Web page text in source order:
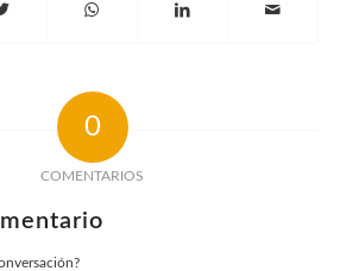
0
COMENTARIOS